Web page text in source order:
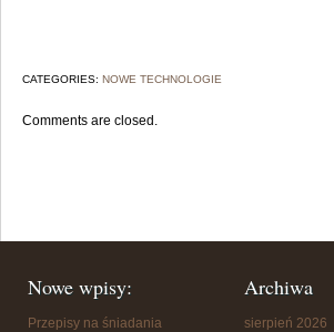
CATEGORIES: NOWE TECHNOLOGIE
Comments are closed.
Nowe wpisy:
Przepisy na śniadania
Archiwa
sierpień 2026